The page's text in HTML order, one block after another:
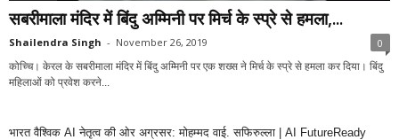
सबरीमाला मंदिर में बिंदु अम्मिनी पर मिर्च के स्‍प्रे से हमला,...
Shailendra Singh - November 26, 2019 0
कोच्चि। केरल के सबरीमाला मंदिर में बिंदु अम्मिनी पर एक शख्‍स ने मिर्च के स्‍प्रे से हमला कर दिया। बिंदु
महिलाओं को प्रवेश करने...
भारत वैश्विक AI नेतृत्व की ओर अग्रसर: मोहम्मद वाई. सफिरुल्ला | AI FutureReady